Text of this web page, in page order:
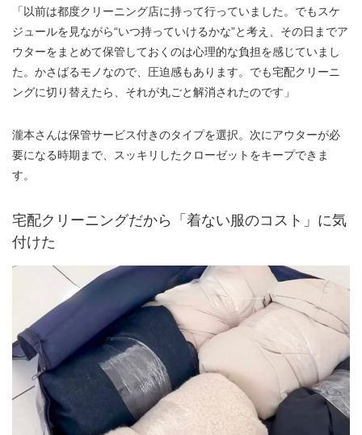
「以前は都度クリーニング店に持って行っていました。でもスケ
ジュールを見ながら“いつ持っていけるかな”と考え、その日までア
ウターをまとめて保管しておくのは心理的な負担を感じていまし
た。かさばるモノなので、圧迫感もあります。でも宅配クリーニ
ングに切り替えたら、それが丸ごと解消されたのです」
瀧本さんは保管サービス付きのタイプを選択。次にアウターが必
要になる時期まで、スッキリしたクローゼットをキープできま
す。
宅配クリーニングだから「着ない服のコスト」に気
付けた